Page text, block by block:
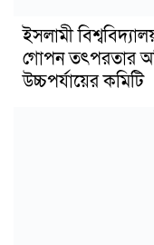
ইসলামী
গোপন তৎপরতার
উচ্চপর্যায়ের কমিটি